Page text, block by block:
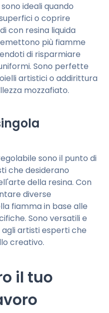
ideali quando
o coprire
con resina liquida
più fiamme
di risparmiare
Sono perfette
artistici o addirittura
mozzafiato.
sono il punto di
che desiderano
della resina. Con
diverse
fiamma in base alle
Sono versatili e
artisti esperti che
creativo.
il tuo